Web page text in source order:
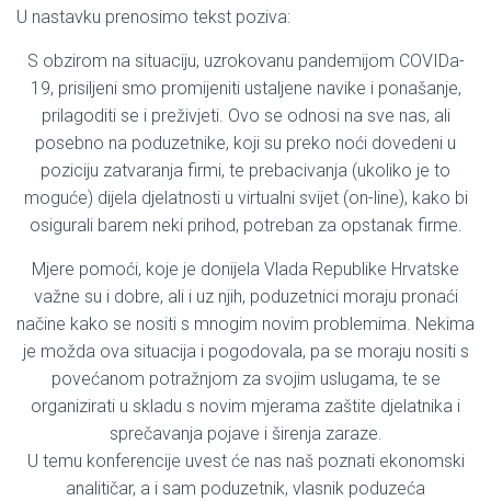
U nastavku prenosimo tekst poziva:
S obzirom na situaciju, uzrokovanu pandemijom COVIDa-
19, prisiljeni smo promijeniti ustaljene navike i ponašanje,
prilagoditi se i preživjeti. Ovo se odnosi na sve nas, ali
posebno na poduzetnike, koji su preko noći dovedeni u
poziciju zatvaranja firmi, te prebacivanja (ukoliko je to
moguće) dijela djelatnosti u virtualni svijet (on-line), kako bi
osigurali barem neki prihod, potreban za opstanak firme.
Mjere pomoći, koje je donijela Vlada Republike Hrvatske
važne su i dobre, ali i uz njih, poduzetnici moraju pronaći
načine kako se nositi s mnogim novim problemima. Nekima
je možda ova situacija i pogodovala, pa se moraju nositi s
povećanom potražnjom za svojim uslugama, te se
organizirati u skladu s novim mjerama zaštite djelatnika i
sprečavanja pojave i širenja zaraze.
U temu konferencije uvest će nas naš poznati ekonomski
analitičar, a i sam poduzetnik, vlasnik poduzeća